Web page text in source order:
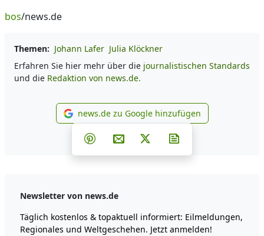
bos/news.de
Themen: Johann Lafer Julia Klöckner
Erfahren Sie hier mehr über die journalistischen Standards
und die Redaktion von news.de.
news.de zu Google
news.de zu Google hinzufügen
Teilen auf Facebook
Teilen auf Whatsapp
Teilen auf Telegram
Teilen auf Pinterest
Per E-Mail teilen
Post auf X
Newsletter von news.de
Täglich kostenlos & topaktuell informiert: Eilmeldungen,
Regionales und Weltgeschehen. Jetzt anmelden!